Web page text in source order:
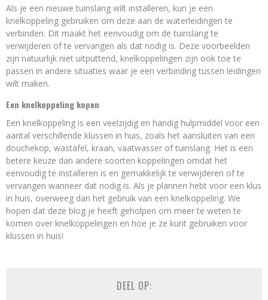
Als je een nieuwe tuinslang wilt installeren, kun je een
knelkoppeling gebruiken om deze aan de waterleidingen te
verbinden. Dit maakt het eenvoudig om de tuinslang te
verwijderen of te vervangen als dat nodig is. Deze voorbeelden
zijn natuurlijk niet uitputtend, knelkoppelingen zijn ook toe te
passen in andere situaties waar je een verbinding tussen leidingen
wilt maken.
Een knelkoppeling kopen
Een knelkoppeling is een veelzijdig en handig hulpmiddel voor een
aantal verschillende klussen in huis, zoals het aansluiten van een
douchekop, wastafel, kraan, vaatwasser of tuinslang. Het is een
betere keuze dan andere soorten koppelingen omdat het
eenvoudig te installeren is en gemakkelijk te verwijderen of te
vervangen wanneer dat nodig is. Als je plannen hebt voor een klus
in huis, overweeg dan het gebruik van een knelkoppeling. We
hopen dat deze blog je heeft geholpen om meer te weten te
komen over knelkoppelingen en hoe je ze kunt gebruiken voor
klussen in huis!
DEEL OP: